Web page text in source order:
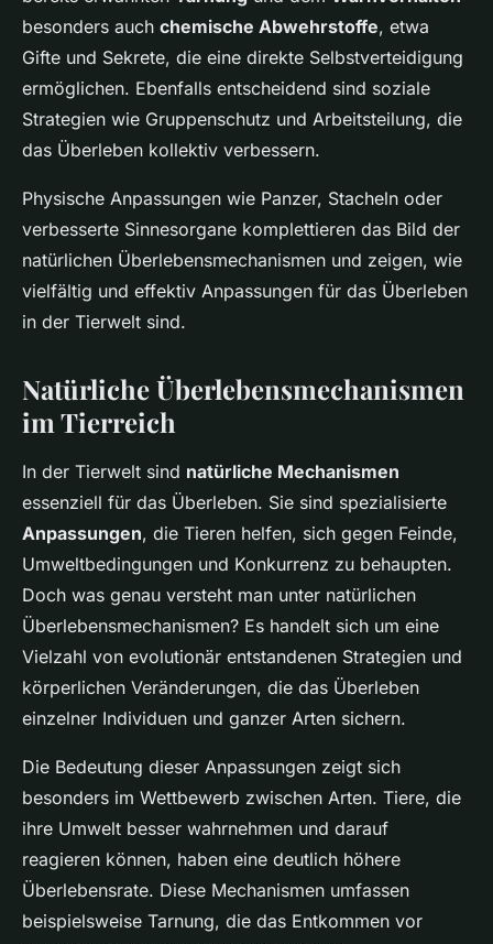
besonders auch chemische Abwehrstoffe, etwa
Gifte und Sekrete, die eine direkte Selbstverteidigung
ermöglichen. Ebenfalls entscheidend sind soziale
Strategien wie Gruppenschutz und Arbeitsteilung, die
das Überleben kollektiv verbessern.
Physische Anpassungen wie Panzer, Stacheln oder
verbesserte Sinnesorgane komplettieren das Bild der
natürlichen Überlebensmechanismen und zeigen, wie
vielfältig und effektiv Anpassungen für das Überleben
in der Tierwelt sind.
Natürliche Überlebensmechanismen
im Tierreich
In der Tierwelt sind natürliche Mechanismen
essenziell für das Überleben. Sie sind spezialisierte
Anpassungen, die Tieren helfen, sich gegen Feinde,
Umweltbedingungen und Konkurrenz zu behaupten.
Doch was genau versteht man unter natürlichen
Überlebensmechanismen? Es handelt sich um eine
Vielzahl von evolutionär entstandenen Strategien und
körperlichen Veränderungen, die das Überleben
einzelner Individuen und ganzer Arten sichern.
Die Bedeutung dieser Anpassungen zeigt sich
besonders im Wettbewerb zwischen Arten. Tiere, die
ihre Umwelt besser wahrnehmen und darauf
reagieren können, haben eine deutlich höhere
Überlebensrate. Diese Mechanismen umfassen
beispielsweise Tarnung, die das Entkommen vor